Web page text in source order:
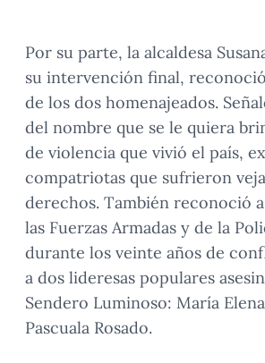
Por su parte, la alcaldesa
su intervención final,
de los dos homenajeados.
del nombre que se le quiera
de violencia que vivió el país,
compatriotas que sufrieron
derechos. También reconoció
las Fuerzas Armadas y de la
durante los veinte años de
a dos lideresas populares
Sendero Luminoso: María
Pascuala Rosado.